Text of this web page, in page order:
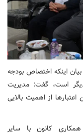
اینکه اختصاص بودجه
است، گفت: مدیریت
از اهمیت بالایی
کانون با سایر